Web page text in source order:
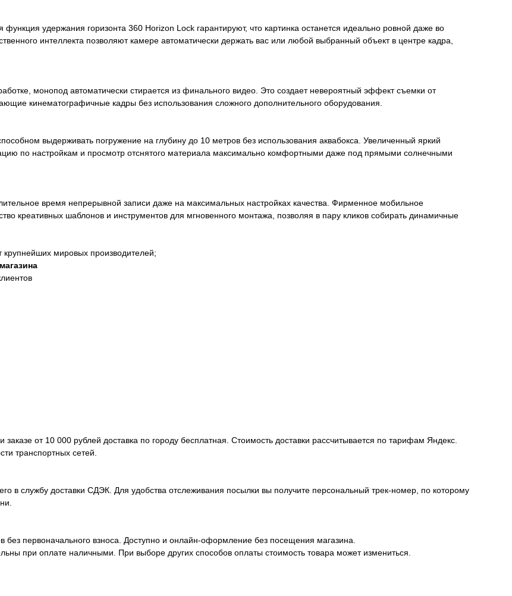
удержания горизонта 360 Horizon Lock гарантируют, что картинка останется идеально ровной даже во
интеллекта позволяют камере автоматически держать вас или любой выбранный объект в центре кадра,
монопод автоматически стирается из финального видео. Это создает невероятный эффект съемки от
кинематографичные кадры без использования сложного дополнительного оборудования.
выдерживать погружение на глубину до 10 метров без использования аквабокса. Увеличенный яркий
по настройкам и просмотр отснятого материала максимально комфортными даже под прямыми солнечными
время непрерывной записи даже на максимальных настройках качества. Фирменное мобильное
креативных шаблонов и инструментов для мгновенного монтажа, позволяя в пару кликов собирать динамичные
крупнейших мировых производителей;
от 10 000 рублей доставка по городу бесплатная. Стоимость доставки рассчитывается по тарифам Яндекс.
транспортных сетей.
в службу доставки СДЭК. Для удобства отслеживания посылки вы получите персональный трек-номер, по которому
первоначального взноса. Доступно и онлайн-оформление без посещения магазина.
при оплате наличными. При выборе других способов оплаты стоимость товара может измениться.